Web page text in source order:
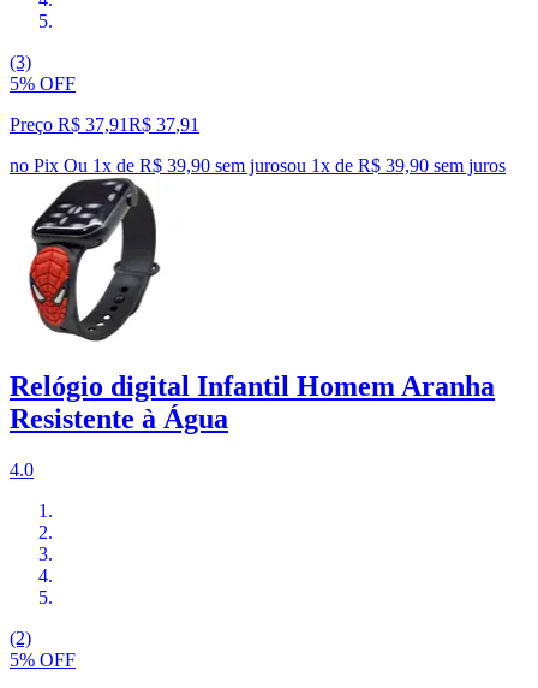
(3)
5% OFF
Preço R$ 37,91R$ 37,91
no Pix Ou 1x de R$ 39,90 sem jurosou 1x de R$ 39,90 sem juros
Relógio digital Infantil Homem Aranha
Resistente à Água
4.0
(2)
5% OFF